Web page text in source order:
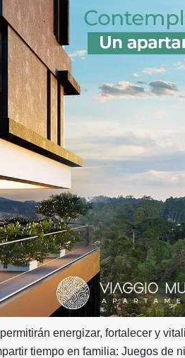
energizar, fortalecer y
tiempo en familia: Juegos de